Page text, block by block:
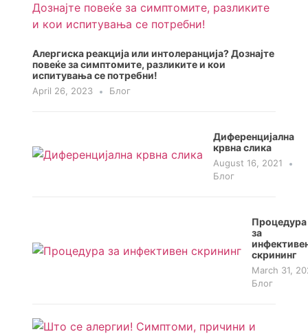
Алергиска реакција или интолеранција? Дознајте
повеќе за симптомите, разликите и кои
испитувања се потребни!
April 26, 2023 Блог
Диференцијална
крвна слика
August 16, 2021
Блог
Процедура
за
скрининг
March 31,
Блог